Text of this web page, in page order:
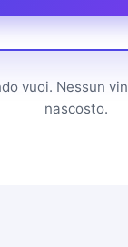
vuoi. Nessun
nascosto.